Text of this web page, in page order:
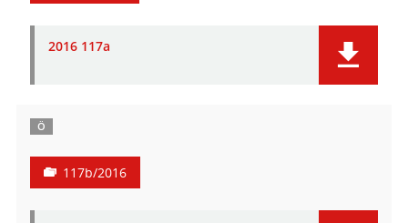
2016 117a
Ö
117b/2016